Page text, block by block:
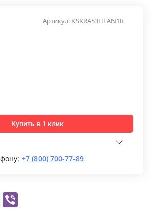
Артикул: KSKRA53HFAN1R
Купить в 1 клик
+7 (800) 700-77-89